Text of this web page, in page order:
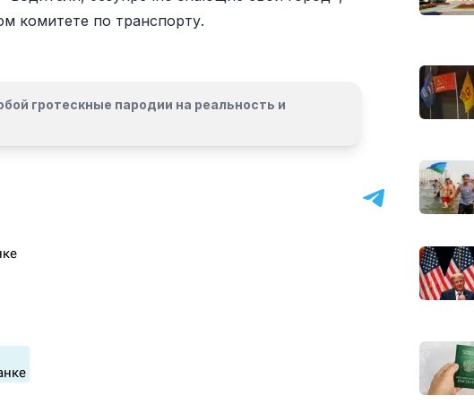
комитете по транспорту.
гротескные пародии на реальность и